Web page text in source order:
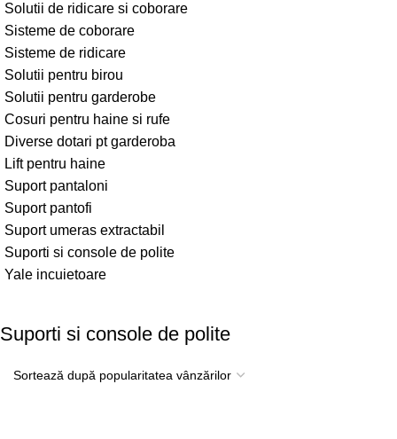
Solutii de ridicare si coborare
Sisteme de coborare
Sisteme de ridicare
Solutii pentru birou
Solutii pentru garderobe
Cosuri pentru haine si rufe
Diverse dotari pt garderoba
Lift pentru haine
Suport pantaloni
Suport pantofi
Suport umeras extractabil
Suporti si console de polite
Yale incuietoare
Suporti si console de polite